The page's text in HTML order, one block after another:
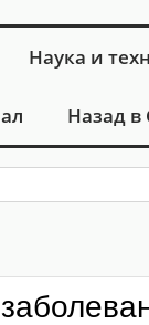
Наука и
Назад в
це